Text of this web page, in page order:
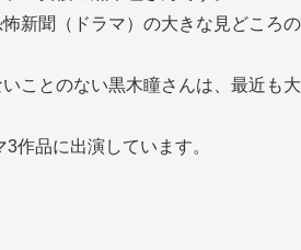
新聞（ドラマ）の大きな見どころの
ことのない黒木瞳さんは、最近も大
作品に出演しています。